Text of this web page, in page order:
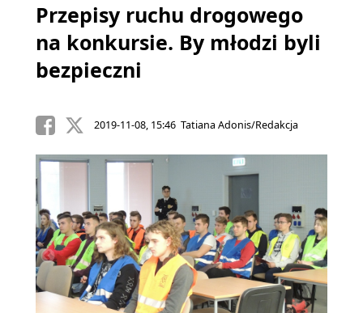
Przepisy ruchu drogowego
na konkursie. By młodzi byli
bezpieczni
2019-11-08, 15:46 Tatiana Adonis/Redakcja